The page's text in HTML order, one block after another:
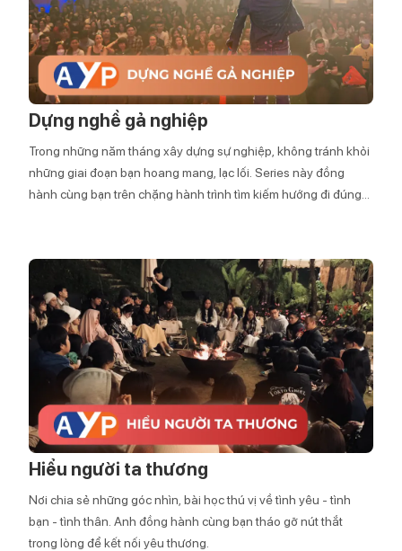
Dựng nghề gả nghiệp
Trong những năm tháng xây dựng sự nghiệp, không tránh khỏi
những giai đoạn bạn hoang mang, lạc lối. Series này đồng
hành cùng bạn trên chặng hành trình tìm kiếm hướng đi đúng
Hiểu người ta thương
Nơi chia sẻ những góc nhìn, bài học thú vị về tình yêu - tình
bạn - tình thân. Anh đồng hành cùng bạn tháo gỡ nút thắt
trong lòng để kết nối yêu thương.